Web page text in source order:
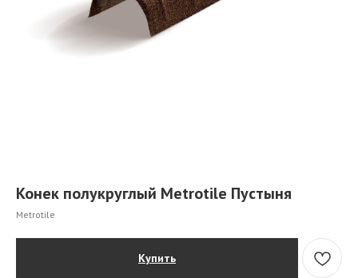
Конек полукруглый Metrotile Пустыня
Metrotile
Купить